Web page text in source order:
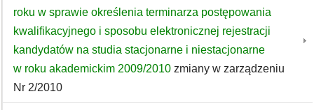
roku w sprawie określenia terminarza postępowania
kwalifikacyjnego i sposobu elektronicznej rejestracji
kandydatów na studia stacjonarne i niestacjonarne
w roku akademickim 2009/2010 zmiany w zarządzeniu
Nr 2/2010